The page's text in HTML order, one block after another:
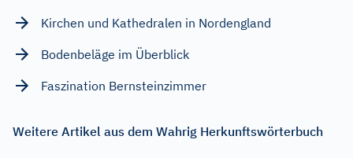
Kirchen und Kathedralen in Nordengland
Bodenbeläge im Überblick
Faszination Bernsteinzimmer
Weitere Artikel aus dem Wahrig Herkunftswörterbuch